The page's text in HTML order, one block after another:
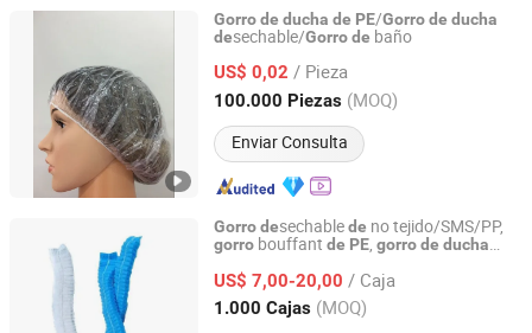
Gorrode ducha de PE/Gorrode ducha
desechable/Gorrode baño
US$ 0,02 / Pieza
100.000 Piezas (MOQ)
Enviar Consulta
NINGBO FTZ WINLY TRADING SERVICE CO., LTD.
Zhejiang, China Desde 2017
Gorrodesechablede no tejido/SMS/PP,
gorro bouffant de PE, gorrode ducha
US$ 7,00-20,00 / Caja
1.000 Cajas (MOQ)
Xinxiang Safemed Disposables Co., Ltd.
Henan, China Desde 2022